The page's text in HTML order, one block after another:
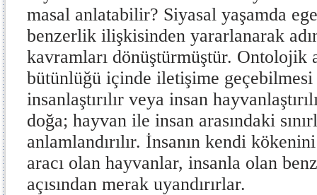
masal anlatabilir? Siyasal yaşamda
benzerlik ilişkisinden yararlanarak
kavramları dönüştürmüştür. Ontolojik
bütünlüğü içinde iletişime
insanlaştırılır veya insan
doğa; hayvan ile insan arasındaki
anlamlandırılır. İnsanın kendi
aracı olan hayvanlar, insanla olan
açısından merak uyandırırlar.